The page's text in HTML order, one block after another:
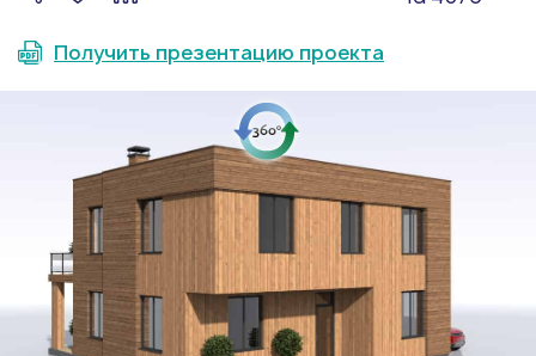
Получить презентацию проекта